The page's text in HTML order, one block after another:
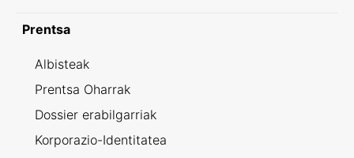
Prentsa
Albisteak
Prentsa Oharrak
Dossier erabilgarriak
Korporazio-Identitatea